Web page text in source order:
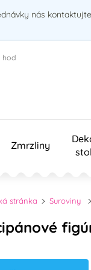
nás kontaktujte
hod
Zmrzliny
stránka Suroviny